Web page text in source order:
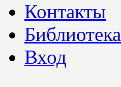
Контакты
Библиотека
Вход